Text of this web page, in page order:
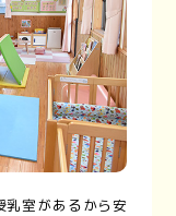
室があるから安